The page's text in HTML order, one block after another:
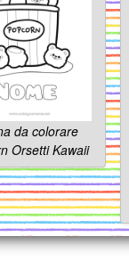
da colorare
Orsetti Kawaii